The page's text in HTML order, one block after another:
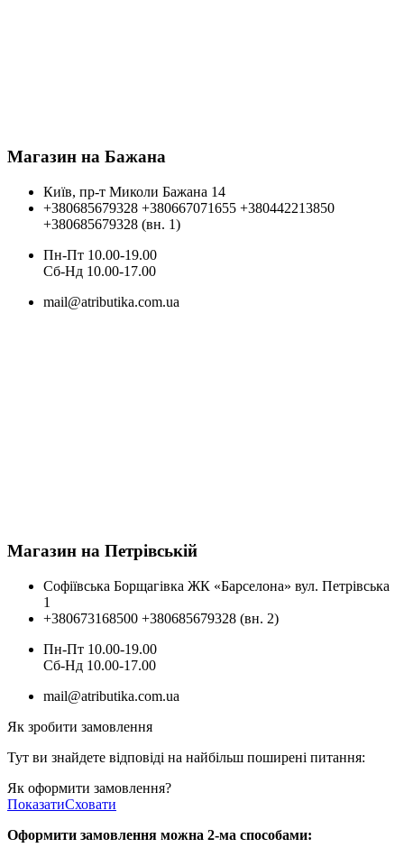
Магазин на Бажана
Київ, пр-т Миколи Бажана 14
+380685679328 +380667071655 +380442213850
+380685679328 (вн. 1)
Пн-Пт 10.00-19.00
Cб-Нд 10.00-17.00
mail@atributika.com.ua
Магазин на Петрівській
Софіївська Борщагівка ЖК «Барселона» вул. Петрівська
1
+380673168500 +380685679328 (вн. 2)
Пн-Пт 10.00-19.00
Cб-Нд 10.00-17.00
mail@atributika.com.ua
Як зробити замовлення
Тут ви знайдете відповіді на найбільш поширені питання:
Як оформити замовлення?
ПоказатиСховати
Оформити замовлення можна 2-ма способами: